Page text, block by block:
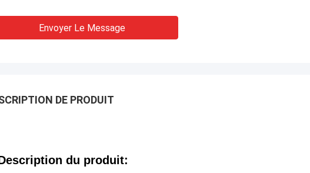
Envoyer Le Message
DE PRODUIT
du produit: